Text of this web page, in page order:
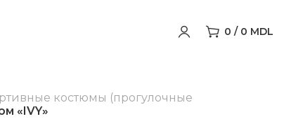
0 / 0 MDL
костюмы (прогулочные
«IVY»